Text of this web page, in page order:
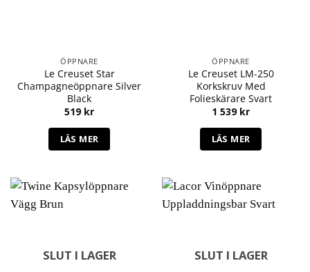
ÖPPNARE
Le Creuset Star
Champagneöppnare Silver
Black
519 kr
LÄS MER
ÖPPNARE
Le Creuset LM-250
Korkskruv Med
Folieskärare Svart
1 539 kr
LÄS MER
SLUT I LAGER SLUT I LAGER